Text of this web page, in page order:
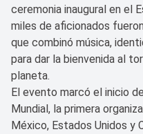
ceremonia inaugural en el
miles de aficionados
que combinó música,
para dar la bienvenida al
planeta.
El evento marcó el inicio
Mundial, la primera
México, Estados Unidos y